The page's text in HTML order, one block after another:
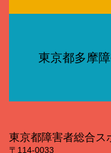
東京都多摩
東京都障害者総合ス
〒114‐0033